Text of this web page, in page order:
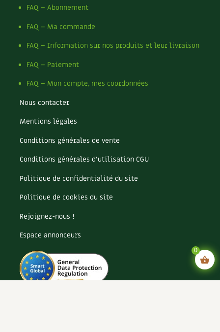
FAQ – Abonnement
FAQ – Ma commande
FAQ – Information sur nos produits et leur livraison
FAQ – Paiement
FAQ – Mon compte, mes coordonnées
Nous contacter
Mentions légales
Conditions générales de vente
Conditions générales d’utilisation CGU
Politique de confidentialité du site
Politique de cookies du site
Rejoignez-nous !
Espace annonceurs
0